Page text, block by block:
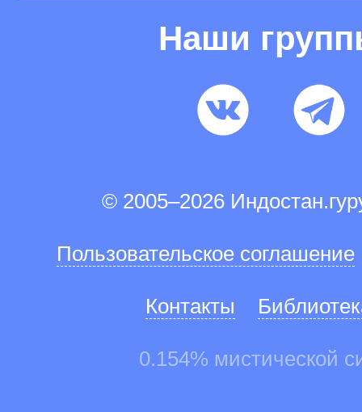
Наши
© 2005–2026
Пользовательское соглашение
Контакты
0.154% мистической